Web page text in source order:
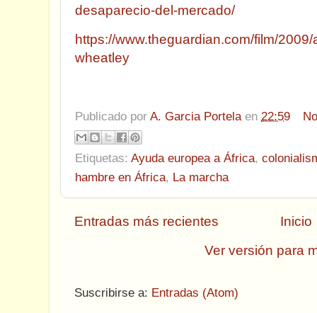
desaparecio-del-mercado/
https://www.theguardian.com/film/
wheatley
Publicado por A. Garcia Portela en 22:59
Etiquetas: Ayuda europea a África,
hambre en África, La marcha
Entradas más recientes
Inicio
Ver versión para
Suscribirse a: Entradas (Atom)